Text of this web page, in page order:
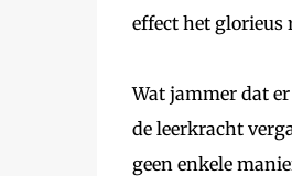
effect het glorieus
Wat jammer dat
de leerkracht
geen enkele